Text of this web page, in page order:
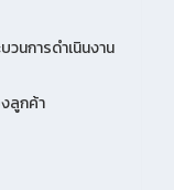
ารดำเนินงาน
กค้า